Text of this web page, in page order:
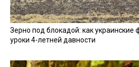
Зерно под блокадой: как
уроки 4-летней давности